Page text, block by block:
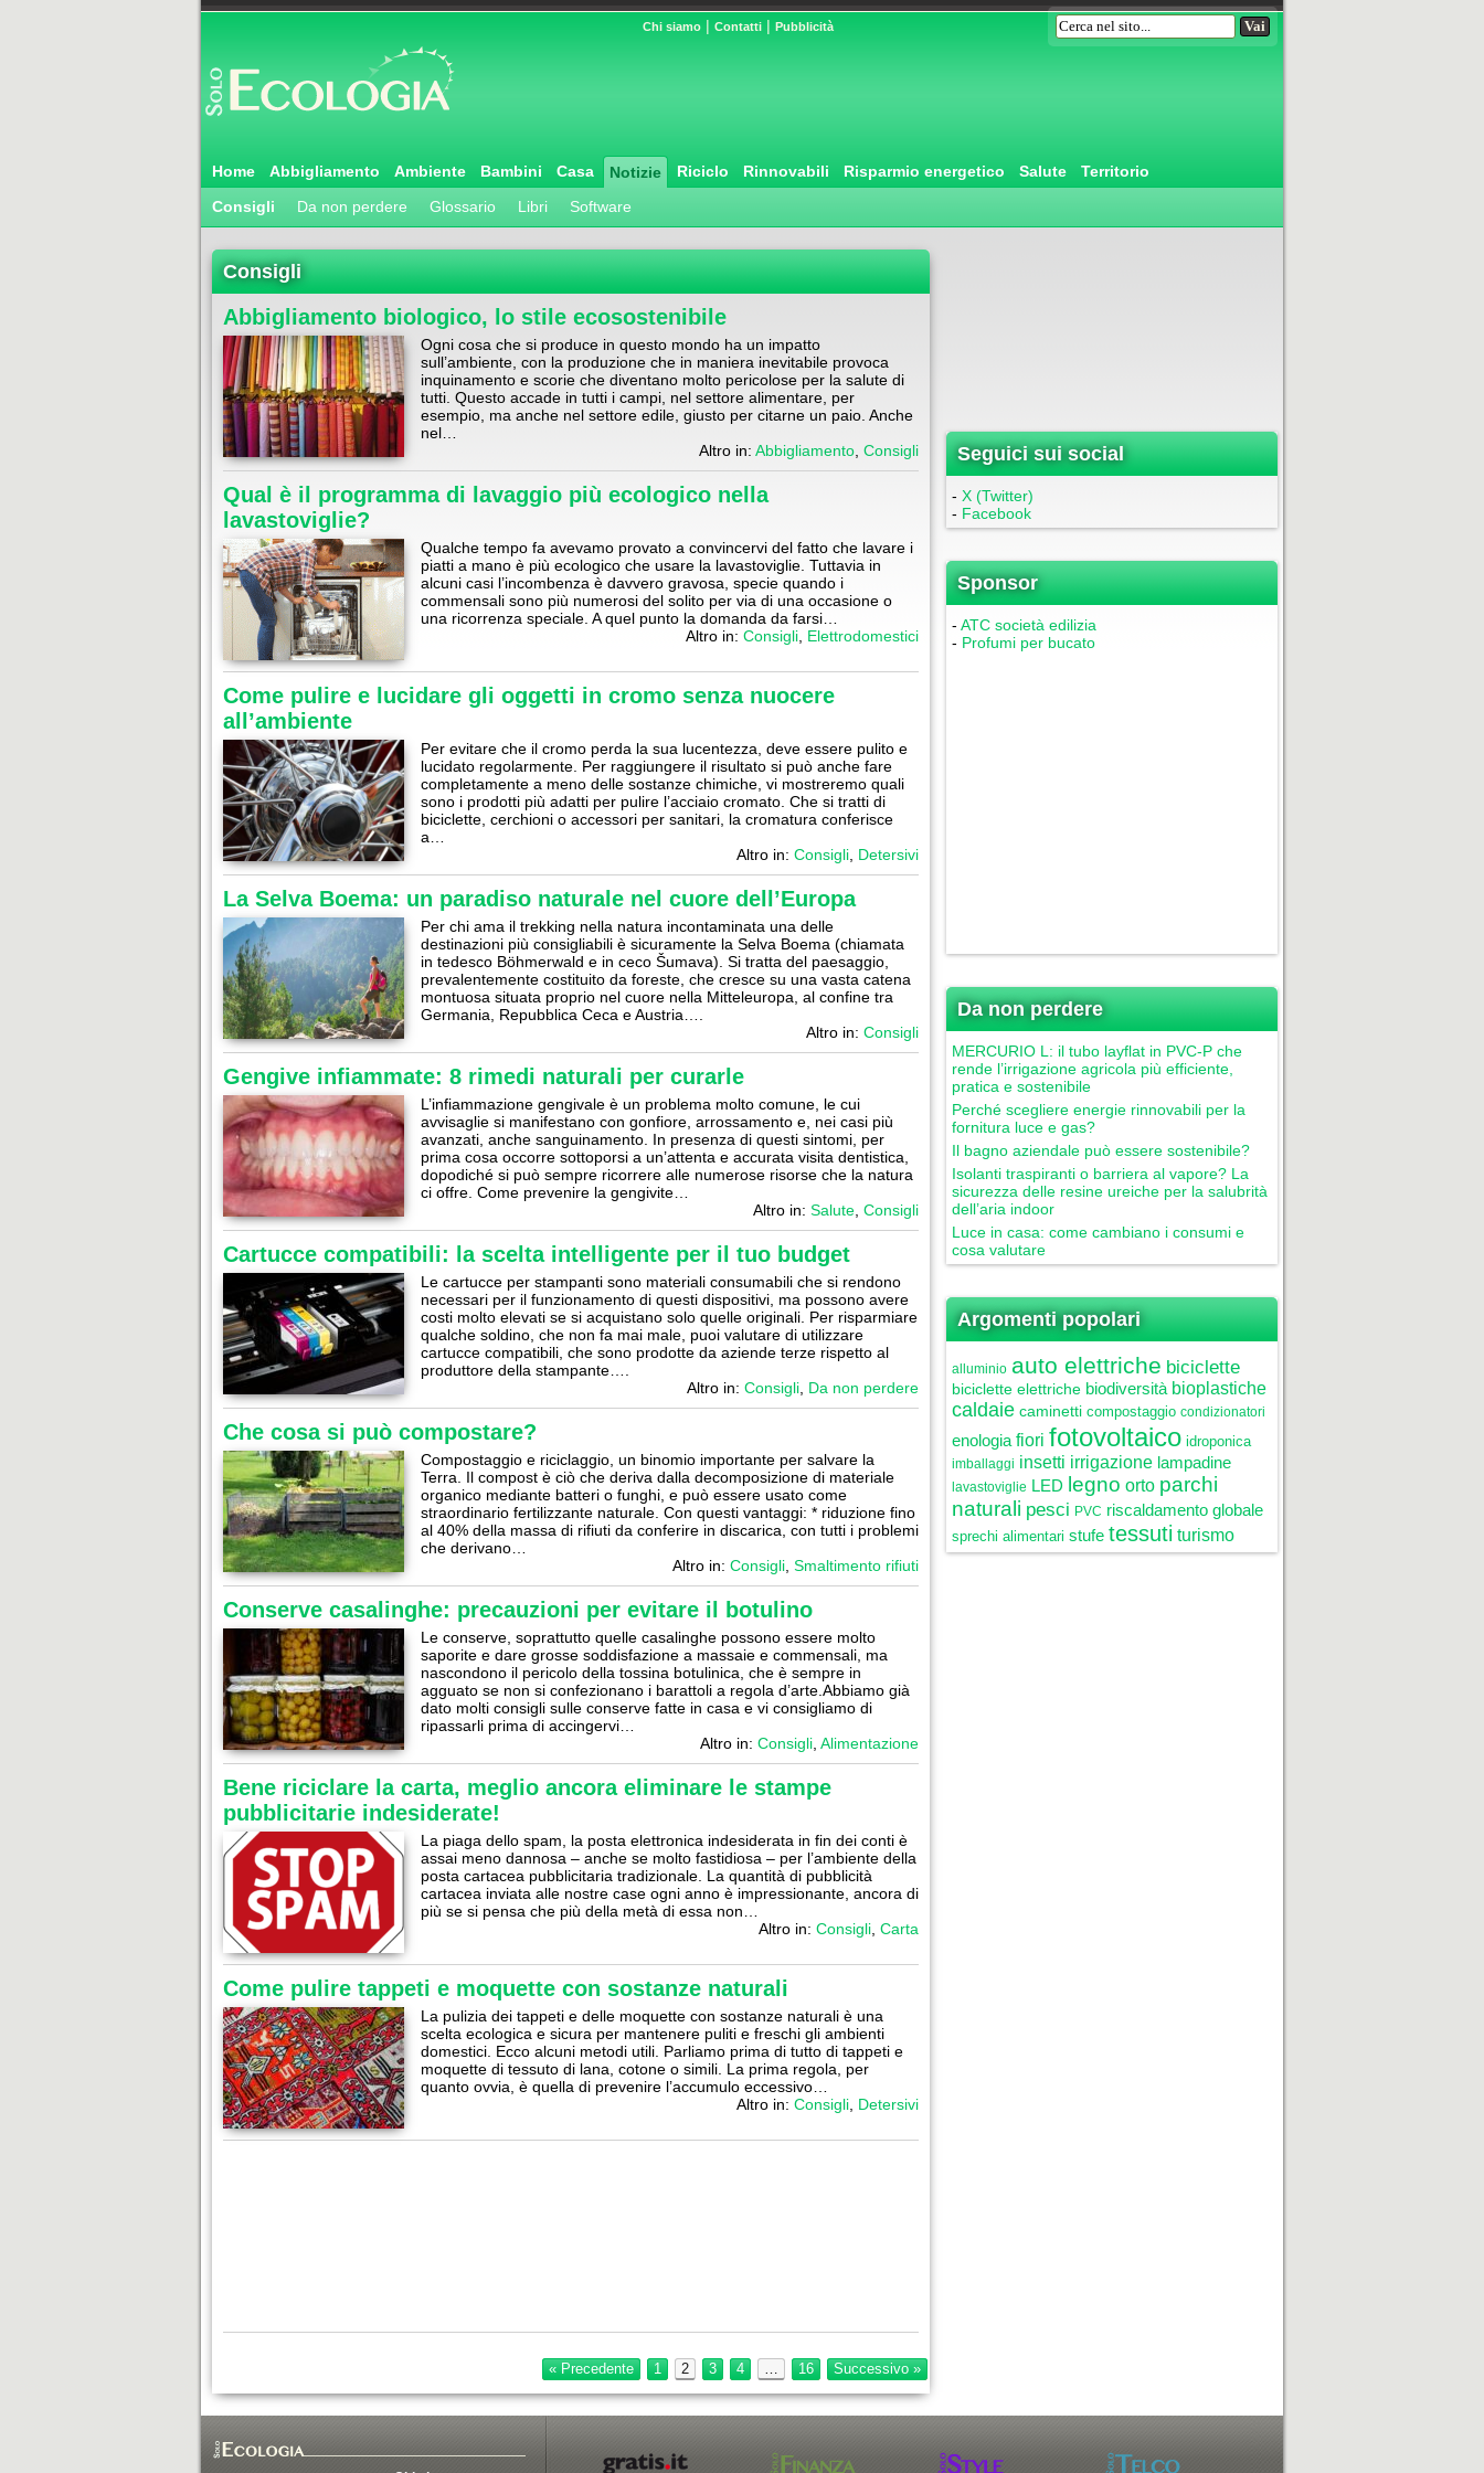
Chi siamo | Contatti | Pubblicità
Home Abbigliamento Ambiente Bambini Casa Notizie Riciclo Rinnovabili Risparmio energetico Salute
Territorio
Consigli
Da non perdere Glossario Libri Software
Consigli
Abbigliamento biologico, lo stile ecosostenibile
Ogni cosa che si produce in questo mondo ha un impatto
sull’ambiente, con la produzione che in maniera inevitabile provoca
inquinamento e scorie che diventano molto pericolose per la salute di
tutti. Questo accade in tutti i campi, nel settore alimentare, per
esempio, ma anche nel settore edile, giusto per citarne un paio. Anche
nel…
Altro in: Abbigliamento Consigli
Qual è il programma di lavaggio più ecologico nella
lavastoviglie?
Qualche tempo fa avevamo provato a convincervi del fatto che lavare i
piatti a mano è più ecologico che usare la lavastoviglie. Tuttavia in
alcuni casi l’incombenza è davvero gravosa, specie quando i
commensali sono più numerosi del solito per via di una occasione o
una ricorrenza speciale. A quel punto la domanda da farsi…
Altro in: Consigli Elettrodomestici
Come pulire e lucidare gli oggetti in cromo senza nuocere
all’ambiente
Per evitare che il cromo perda la sua lucentezza, deve essere pulito e
lucidato regolarmente. Per raggiungere il risultato si può anche fare
completamente a meno delle sostanze chimiche, vi mostreremo quali
sono i prodotti più adatti per pulire l’acciaio cromato. Che si tratti di
biciclette, cerchioni o accessori per sanitari, la cromatura conferisce
a…
Altro in: Consigli Detersivi
La Selva Boema: un paradiso naturale nel cuore dell’Europa
Per chi ama il trekking nella natura incontaminata una delle
destinazioni più consigliabili è sicuramente la Selva Boema (chiamata
in tedesco Böhmerwald e in ceco Šumava). Si tratta del paesaggio,
prevalentemente costituito da foreste, che cresce su una vasta catena
montuosa situata proprio nel cuore nella Mitteleuropa, al confine tra
Germania, Repubblica Ceca e Austria….
Altro in: Consigli
Gengive infiammate: 8 rimedi naturali per curarle
L’infiammazione gengivale è un problema molto comune, le cui
avvisaglie si manifestano con gonfiore, arrossamento e, nei casi più
avanzati, anche sanguinamento. In presenza di questi sintomi, per
prima cosa occorre sottoporsi a un’attenta e accurata visita dentistica,
dopodiché si può sempre ricorrere alle numerose risorse che la natura
ci offre. Come prevenire la gengivite…
Altro in: Salute Consigli
Cartucce compatibili: la scelta intelligente per il tuo budget
Le cartucce per stampanti sono materiali consumabili che si rendono
necessari per il funzionamento di questi dispositivi, ma possono avere
costi molto elevati se si acquistano solo quelle originali. Per risparmiare
qualche soldino, che non fa mai male, puoi valutare di utilizzare
cartucce compatibili, che sono prodotte da aziende terze rispetto al
produttore della stampante….
Altro in: Consigli Da non perdere
Che cosa si può compostare?
Compostaggio e riciclaggio, un binomio importante per salvare la
Terra. Il compost è ciò che deriva dalla decomposizione di materiale
organico mediante batteri o funghi, e può essere usato come
straordinario fertilizzante naturale. Con questi vantaggi: * riduzione fino
al 40% della massa di rifiuti da conferire in discarica, con tutti i problemi
che derivano…
Altro in: Consigli Smaltimento rifiuti
Conserve casalinghe: precauzioni per evitare il botulino
Le conserve, soprattutto quelle casalinghe possono essere molto
saporite e dare grosse soddisfazione a massaie e commensali, ma
nascondono il pericolo della tossina botulinica, che è sempre in
agguato se non si confezionano i barattoli a regola d’arte.Abbiamo già
dato molti consigli sulle conserve fatte in casa e vi consigliamo di
ripassarli prima di accingervi…
Altro in: Consigli Alimentazione
Bene riciclare la carta, meglio ancora eliminare le stampe
pubblicitarie indesiderate!
La piaga dello spam, la posta elettronica indesiderata in fin dei conti è
assai meno dannosa – anche se molto fastidiosa – per l’ambiente della
posta cartacea pubblicitaria tradizionale. La quantità di pubblicità
cartacea inviata alle nostre case ogni anno è impressionante, ancora di
più se si pensa che più della metà di essa non…
Altro in: Consigli Carta
Come pulire tappeti e moquette con sostanze naturali
La pulizia dei tappeti e delle moquette con sostanze naturali è una
scelta ecologica e sicura per mantenere puliti e freschi gli ambienti
domestici. Ecco alcuni metodi utili. Parliamo prima di tutto di tappeti e
moquette di tessuto di lana, cotone o simili. La prima regola, per
quanto ovvia, è quella di prevenire l’accumulo eccessivo…
Altro in: Consigli Detersivi
« Precedente 1 2 3 4 … 16 Successivo »
Seguici sui social
- X (Twitter)
- Facebook
Sponsor
- ATC società edilizia
- Profumi per bucato
Da non perdere
MERCURIO L: il tubo layflat in PVC-P che
rende l’irrigazione agricola più efficiente,
pratica e sostenibile
Perché scegliere energie rinnovabili per la
fornitura luce e gas?
Il bagno aziendale può essere sostenibile?
Isolanti traspiranti o barriera al vapore? La
sicurezza delle resine ureiche per la salubrità
dell’aria indoor
Luce in casa: come cambiano i consumi e
cosa valutare
Argomenti popolari
alluminio auto elettriche biciclette
biciclette elettriche biodiversità bioplastiche
caldaie caminetti compostaggio condizionatori
enologia fiori fotovoltaico idroponica
imballaggi insetti irrigazione lampadine
lavastoviglie LED legno orto parchi
naturali pesci PVC riscaldamento globale
sprechi alimentari stufe tessuti turismo